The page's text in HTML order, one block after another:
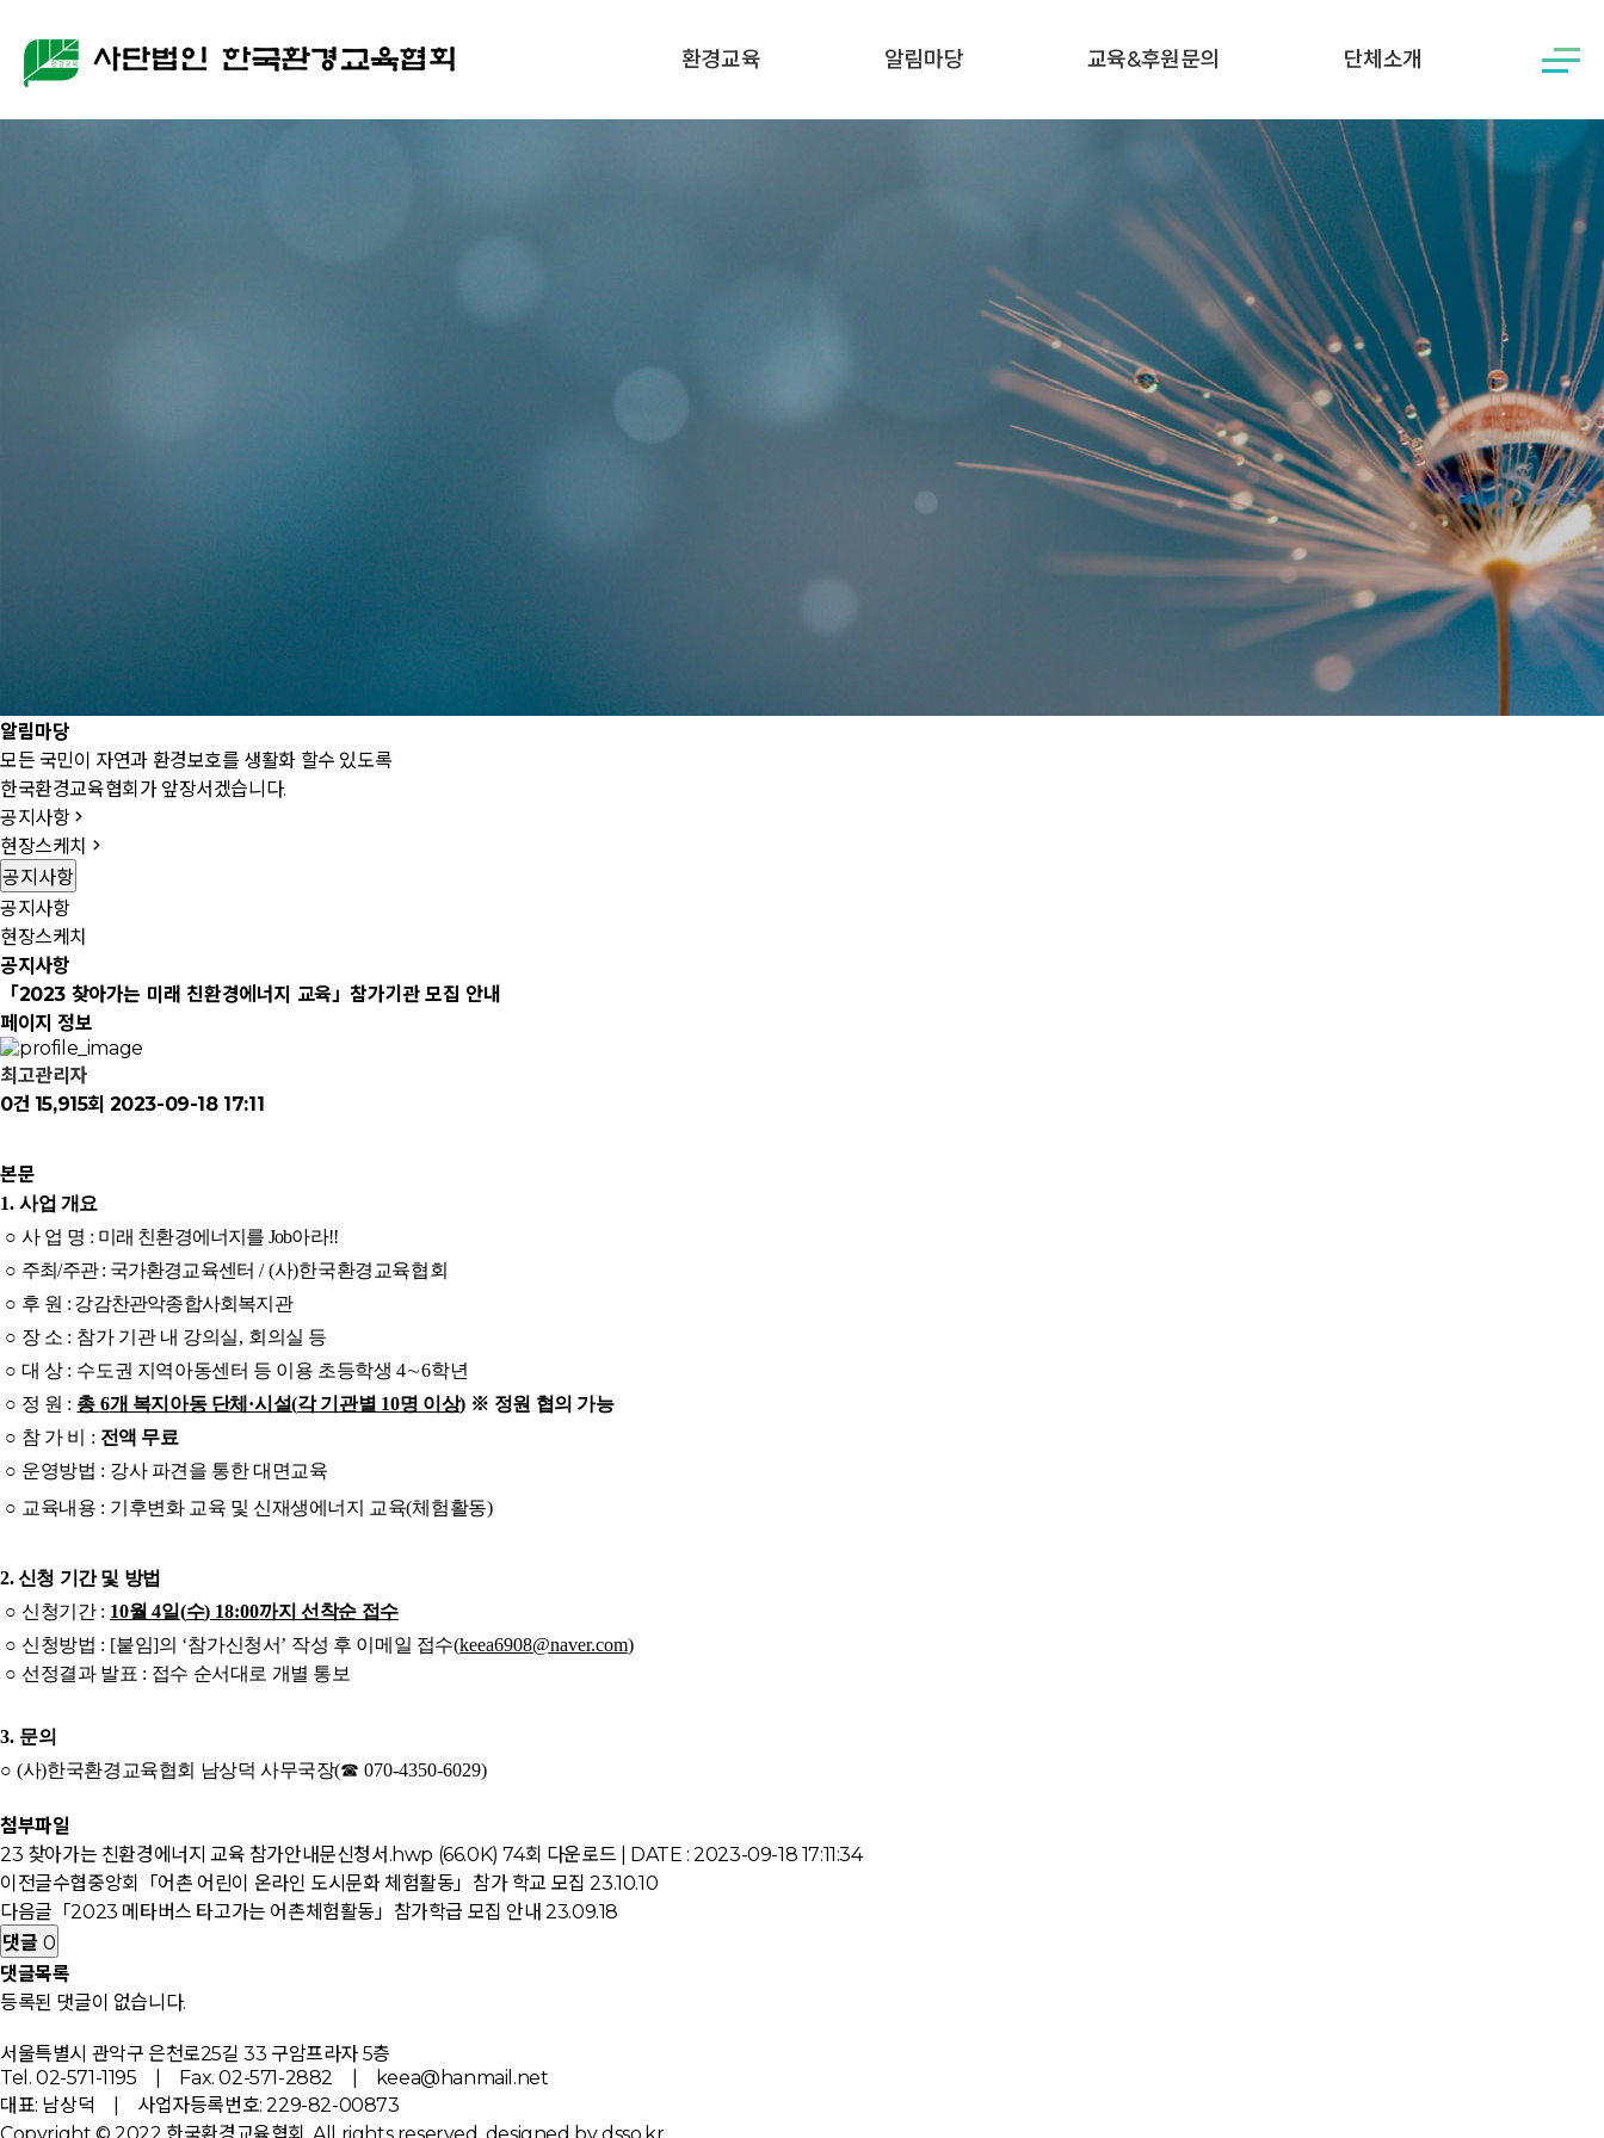
환경교육 알림마당 교육&후원문의 단체소개
알림마당
모든 국민이 자연과 환경보호를 생활화 할수 있도록
한국환경교육협회가 앞장서겠습니다.
공지사항
현장스케치
공지사항
공지사항
현장스케치
공지사항
「2023 찾아가는 미래 친환경에너지 교육」참가기관 모집 안내
페이지 정보
최고관리자
0건 15,915회 2023-09-18 17:11
본문
1. 사업 개요
○ 사 업 명 : 미래 친환경에너지를 Job아라!!
○ 주최/주관: 국가환경교육센터 / (사)한국환경교육협회
○ 후 원 : 강감찬관악종합사회복지관
○ 장 소 : 참가 기관 내 강의실, 회의실 등
○ 대 상 : 수도권 지역아동센터 등 이용 초등학생4∼6학년
○ 정 원 : 총 6개 복지아동 단체 ·시설(각 기관별 10명 이상) ※ 정원 협의 가능
○ 참 가 비 : 전액 무료
○ 운영방법 : 강사 파견을 통한 대면교육
○ 교육내용 : 기후변화 교육 및 신재생에너지 교육(체험활동)
2. 신청 기간 및 방법
○ 신청기간 : 10월4일(수) 18:00까지 선착순 접수
○ 신청방법 : [붙임]의 ‘참가신청서’ 작성 후 이메일 접수(keea6908@naver.com)
○ 선정결과 발표 : 접수 순서대로 개별 통보
3. 문의
○ (사)한국환경교육협회 남상덕 사무국장(☎070-4350-6029)
첨부파일
23 찾아가는 친환경에너지 교육 참가안내문신청서.hwp (66.0K)74회 다운로드 | DATE : 2023-09-18 17:11:34
이전글수협중앙회「어촌 어린이 온라인 도시문화 체험활동」참가 학교 모집 23.10.10
다음글 「2023 메타버스 타고가는 어촌체험활동」참가학급 모집 안내 23.09.18
댓글 0
댓글목록
등록된 댓글이 없습니다.
서울특별시 관악구 은천로25길 33 구암프라자 5층
Tel. 02-571-1195 | Fax. 02-571-2882 | keea@hanmail.net
대표: 남상덕 | 사업자등록번호: 229-82-00873
Copyright © 2022 한국환경교육협회. All rights reserved. designed by dsso.kr